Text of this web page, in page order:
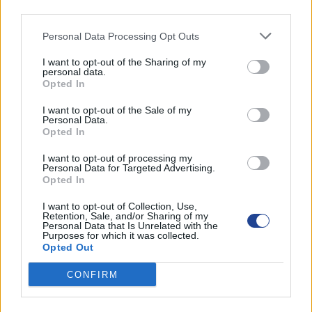
Personal Data Processing Opt Outs
I want to opt-out of the Sharing of my
personal data.
Opted In
I want to opt-out of the Sale of my
Personal Data.
Opted In
I want to opt-out of processing my
Personal Data for Targeted Advertising.
Opted In
I want to opt-out of Collection, Use,
Retention, Sale, and/or Sharing of my
Personal Data that Is Unrelated with the
Purposes for which it was collected.
Opted Out
CONFIRM
11
ΕΚΠΤΩΣΗ ΣΤΑ ΣΚΥΒΑΛΑ ΑΠΟ
By Anna Constantinou
ΛΕΥΚΩΣΙΑ-ΚΕΡΥΝΕΙΑ
'Εκπτωση από Δημαρχείο Λευκωσίας, για τα
Δημοτικά Διαμερίσματα Λευκωσίας,
Έγκωμης και Αγίου Δομετίου για το έτος